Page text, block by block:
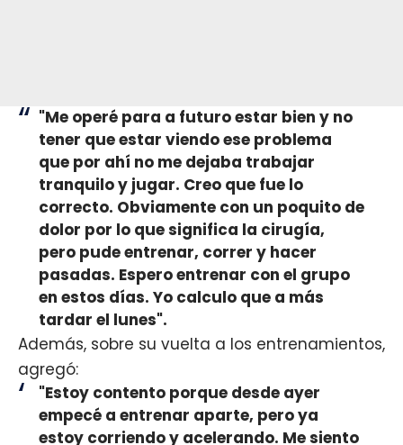
"Me operé para a futuro estar bien y no
tener que estar viendo ese problema
que por ahí no me dejaba trabajar
tranquilo y jugar. Creo que fue lo
correcto. Obviamente con un poquito de
dolor por lo que significa la cirugía,
pero pude entrenar, correr y hacer
pasadas. Espero entrenar con el grupo
en estos días. Yo calculo que a más
tardar el lunes".
Además, sobre su vuelta a los entrenamientos,
agregó:
"Estoy contento porque desde ayer
empecé a entrenar aparte, pero ya
estoy corriendo y acelerando. Me siento